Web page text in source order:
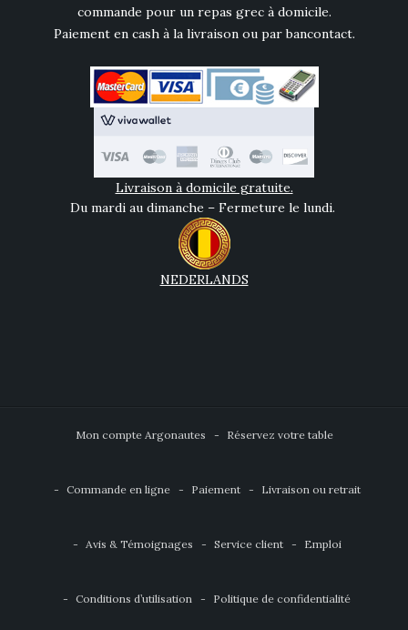
commande pour un repas grec à domicile.
Paiement en cash à la livraison ou par bancontact.
Livraison à domicile gratuite.
Du mardi au dimanche – Fermeture le lundi.
NEDERLANDS
Mon compte Argonautes Réservez votre table
Commande en ligne Paiement Livraison ou retrait
Avis & Témoignages Service client Emploi
Conditions d’utilisation Politique de confidentialité